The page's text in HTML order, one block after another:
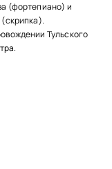
(фортепиано) и
Тульского